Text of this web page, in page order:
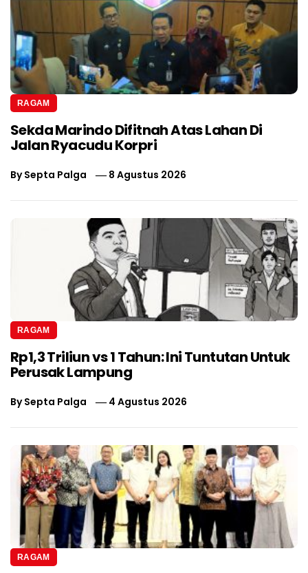
RAGAM
Sekda Marindo Difitnah Atas Lahan Di
Jalan Ryacudu Korpri
BySepta Palga 8 Agustus 2026
RAGAM
Rp1,3 Triliun vs 1 Tahun: Ini Tuntutan Untuk
Perusak Lampung
BySepta Palga 4 Agustus 2026
RAGAM